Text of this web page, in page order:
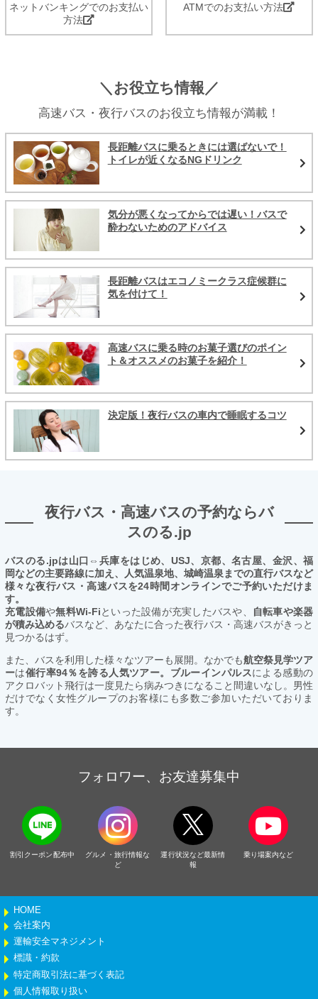
ネットバンキングでのお支払い
方法
ATMでのお支払い方法
＼お役立ち情報／
高速バス・夜行バスのお役立ち情報が満載！
長距離バスに乗るときには選ばないで！
トイレが近くなるNGドリンク
気分が悪くなってからでは遅い！バスで
酔わないためのアドバイス
長距離バスはエコノミークラス症候群に
気を付けて！
高速バスに乗る時のお菓子選びのポイン
ト＆オススメのお菓子を紹介！
決定版！夜行バスの車内で睡眠するコツ
夜行バス・高速バスの予約ならバ
スのる.jp
バスのる.jpは山口⇔兵庫をはじめ、USJ、京都、名古屋、金沢、福
岡などの主要路線に加え、人気温泉地、城崎温泉までの直行バスなど
様々な夜行バス・高速バスを24時間オンラインでご予約いただけま
す。
充電設備や無料Wi-Fiといった設備が充実したバスや、
自転車や楽器
が積み込めるバスなど、あなたに合った夜行バス・高速バスがきっと
見つかるはず。
また、バスを利用した様々なツアーも展開。なかでも航空祭見学ツア
ーは催行率94％を誇る人気ツアー。ブルーインパルスによる感動の
アクロバット飛行は一度見たら病みつきになること間違いなし。男性
だけでなく女性グループのお客様にも多数ご参加いただいておりま
す。
フォロワー、お友達募集中
割引クーポン配布中
グルメ・旅行情報な
ど
運行状況など最新情
報
乗り場案内など
HOME
会社案内
運輸安全マネジメント
標識・約款
特定商取引法に基づく表記
個人情報取り扱い